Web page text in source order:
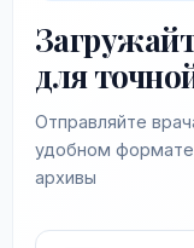
для
Отправляйте
удобном
архивы